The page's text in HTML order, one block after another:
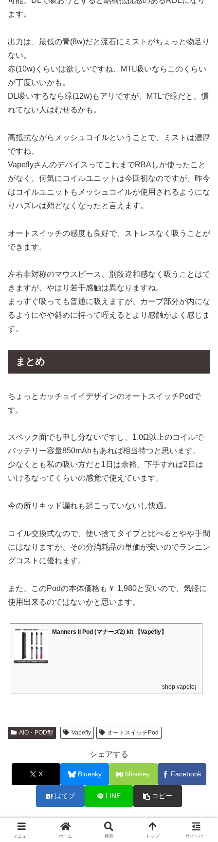
ます。
出力は、最低の青(8w)だと流石にミストがちょっと物足り
ない。
赤(10w)くらいは欲しいですね、MTL吸いならこのくらい
が丁度いいかも。
DL吸いするなら緑(12w)もアリですが、MTLで緑だと、慣
れてない人はむせるかも。
高抵抗ながらメッシュコイルということで、ミストは濃厚
ですね、
VapeflyさんのデバイスってこれまでRBAしか使ったこと
がなく、何気にコイルユニットは今回初なのですが、昨今
はコイルユニットもメッシュコイルが使用されるようにな
りハズレは殆どなくなったと言えます。
オートスイッチの感度も良好で、ストレスなく吸うことが
できます。
左右非対称のマウスピース、別段違和感なく吸うことはで
きますが、やはり若干感触は異なりますね。
まっすぐ吸っても普通に吸えますが、カーブ部分が内にな
るようにやや斜めに持って咥えるとより感触がよく感じま
す。
まとめ
ちょっとカッチョイイデザインのオートスイッチPodで
す。
スペック面でも申し分ないですし、1.0Ω以上のコイルで
バッテリー容量850mAhもあれば相当持つと思います。
少なくとも私の吸い方だと1日は余裕、下手すれば2日は
いけるなってくらいの感覚で使えています。
今の所リキッド漏れも起こっていないし快適。
コイル交換式なので、使い捨てタイプと比べるとやや手間
にはなりますが、その分消耗品の単価が安いのでランニン
グコストに優れます。
また、このPodの本体価格も￥ 1,980と安いので、気軽に
使用出来るのではないかと思います。
Manners II Pod (マナーズ2) kit 【Vapefly】
shop.vapelog.jp
AIO・POD型 Vapefly オートスイッチPod
シェアする
X Bluesky Misskey Facebook
はてブ LINE コピー
Marzをフォローする
メニュー ホーム 検索 トップ サイドバー